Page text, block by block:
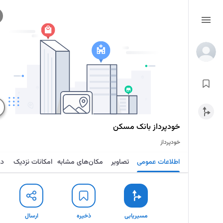
خودپرداز بانک مسکن
خودپرداز
اطلاعات عمومی تصاویر مکان‌های مشابه امکانات نزدیک
مسیریابی ذخیره ارسال